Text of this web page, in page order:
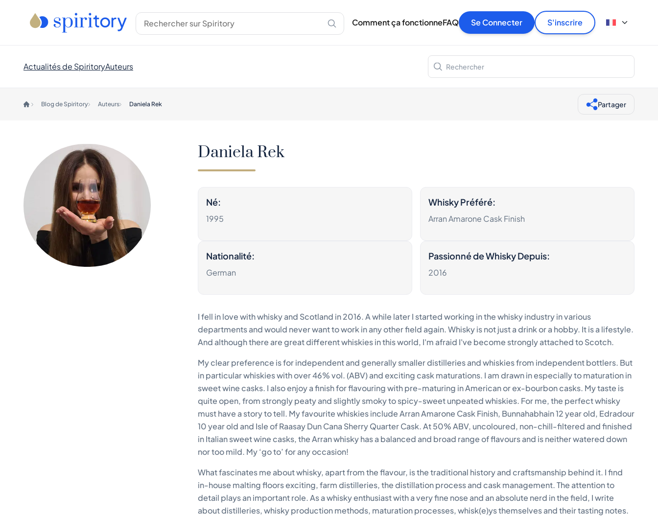
Comment ça fonctionne
Guide de l'Acheteur
État de la Bouteille
FAQ Se Connecter S'inscrire
Actualités de SpiritoryAuteurs
Blog de Spiritory Auteurs Daniela Rek Partager
Daniela Rek
Né:
1995
Whisky Préféré:
Arran Amarone Cask Finish
Nationalité:
German
Passionné de Whisky Depuis:
2016
I fell in love with whisky and Scotland in 2016. A while later I started working in the whisky industry in various
departments and would never want to work in any other field again. Whisky is not just a drink or a hobby. It is a lifestyle.
And although there are great different whiskies in this world, I'm afraid I've become strongly attached to Scotch.
My clear preference is for independent and generally smaller distilleries and whiskies from independent bottlers. But
in particular whiskies with over 46% vol. (ABV) and exciting cask maturations. I am drawn in especially to maturation in
sweet wine casks. I also enjoy a finish for flavouring with pre-maturing in American or ex-bourbon casks. My taste is
quite open, from strongly peaty and slightly smoky to spicy-sweet unpeated whiskies. For me, the perfect whisky
must have a story to tell. My favourite whiskies include Arran Amarone Cask Finish, Bunnahabhain 12 year old, Edradour
10 year old and Isle of Raasay Dun Cana Sherry Quarter Cask. At 50% ABV, uncoloured, non-chill-filtered and finished
in Italian sweet wine casks, the Arran whisky has a balanced and broad range of flavours and is neither watered down
nor too mild. My ‘go to’ for any occasion!
What fascinates me about whisky, apart from the flavour, is the traditional history and craftsmanship behind it. I find
in-house malting floors exciting, farm distilleries, the distillation process and cask management. The attention to
detail plays an important role. As a whisky enthusiast with a very fine nose and an absolute nerd in the field, I write
about distilleries, whisky production methods, maturation processes, whisk(e)ys themselves and their tasting notes.